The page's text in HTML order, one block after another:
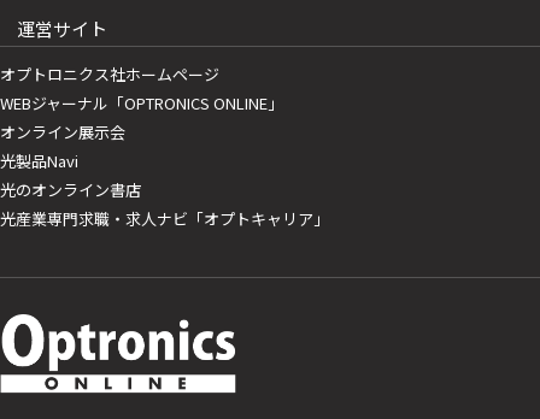
運営サイト
オプトロニクス社ホームページ
WEBジャーナル「OPTRONICS ONLINE」
オンライン展示会
光製品Navi
光のオンライン書店
光産業専門求職・求人ナビ「オプトキャリア」